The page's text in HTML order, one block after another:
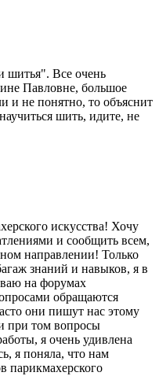
шитья". Все очень
Павловне, большое
и не понятно, то объяснит
шить, идите, не
искусства! Хочу
и сообщить всем,
направлении! Только
знаний и навыков, я в
на форумах
обращаются
они пишут нас этому
при том вопросы
я очень удивлена
я поняла, что нам
парикмахерского